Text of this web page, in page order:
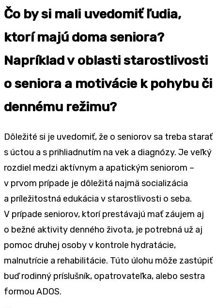
Čo by si mali uvedomiť ľudia,
ktorí majú doma seniora?
Napríklad v oblasti starostlivosti
o seniora a motivácie k pohybu či
dennému režimu?
Dôležité si je uvedomiť, že o seniorov sa treba starať
s úctou a s prihliadnutím na vek a diagnózy. Je veľký
rozdiel medzi aktívnym a apatickým seniorom –
v prvom prípade je dôležitá najmä socializácia
a príležitostná edukácia v starostlivosti o seba.
V prípade seniorov, ktorí prestávajú mať záujem aj
o bežné aktivity denného života, je potrebná už aj
pomoc druhej osoby v kontrole hydratácie,
malnutrície a rehabilitácie. Túto úlohu môže zastúpiť
buď rodinný príslušník, opatrovateľka, alebo sestra
formou ADOS.